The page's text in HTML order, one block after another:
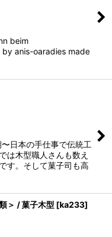
beim
anis-oaradies made
日本の手仕事で伝統工
は木型職人さんも数え
す。そして菓子司も高
＞ / 菓子木型 [ka233]